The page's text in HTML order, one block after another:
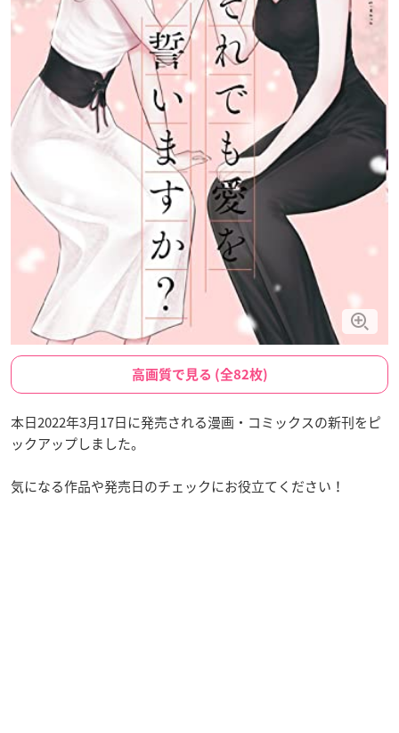
高画質で見る (全82枚)
本日2022年3月17日に発売される漫画・コミックスの新刊をピ
ックアップしました。
気になる作品や発売日のチェックにお役立てください！